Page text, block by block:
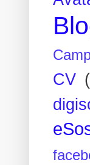
CV